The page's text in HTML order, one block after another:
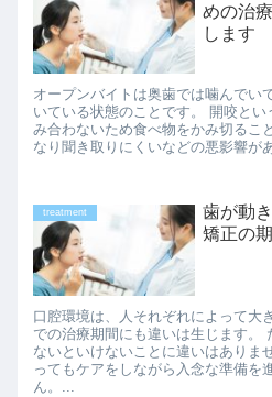
めの治
します
オープンバイトは奥歯では噛んでい
いている状態のことです。 開咬と
み合わないため食べ物をかみ切るこ
なり聞き取りにくいなどの悪影響が
treatment
歯が動
矯正の
口腔環境は、人それぞれによって大
での治療期間にも違いは生じます。
ないといけないことに違いはありま
ってもケアをしながら入念な準備を
ん。...